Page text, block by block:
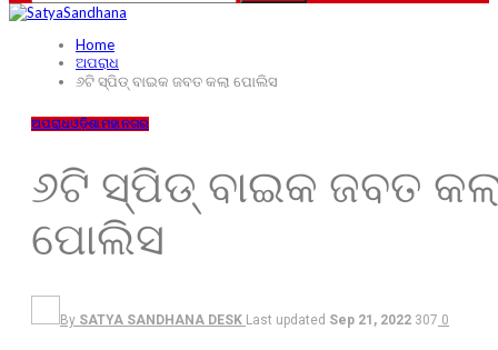
Home
ଅପରାଧ
୬ଟି ସ୍ପିଡ୍ ବାଇକ ଜବତ କଲା ପୋଲିସ
ଅପରାଧଓଡ଼ିଶାମହାନଗର
୬ଟି ସ୍ପିଡ୍ ବାଇକ ଜବତ
ପୋଲିସ
By SATYA SANDHANA DESK Last updated Sep 21, 2022 307 0